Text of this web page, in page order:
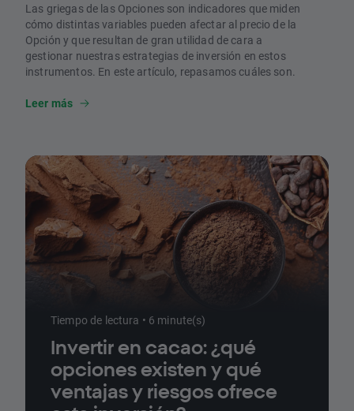
Las griegas de las Opciones son indicadores que miden
cómo distintas variables pueden afectar al precio de la
Opción y que resultan de gran utilidad de cara a
gestionar nuestras estrategias de inversión en estos
instrumentos. En este artículo, repasamos cuáles son.
Leer más
Tiempo de lectura • 6 minute(s)
Invertir en cacao: ¿qué
opciones existen y qué
ventajas y riesgos ofrece